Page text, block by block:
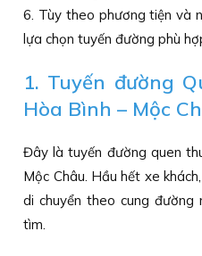
6. Tùy theo phương tiện và
lựa chọn tuyến đường phù
1. Tuyến đường
Hòa Bình – Mộc
Đây là tuyến đường quen
Mộc Châu. Hầu hết xe
di chuyển theo cung
tìm.